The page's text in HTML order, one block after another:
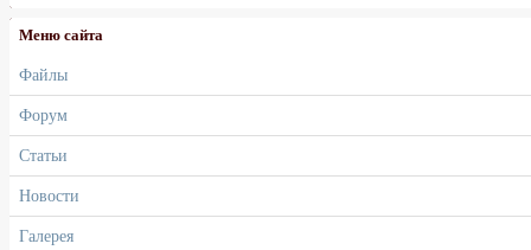
Меню сайта
Файлы
Форум
Статьи
Новости
Галерея